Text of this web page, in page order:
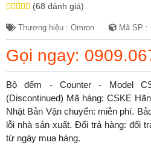
(68 đánh giá)
Thương hiệu : Omron Mã SP :
Gọi ngay:
Bộ đếm - Counter - Model
(Discontinued) Mã hàng: CSKE
Nhật Bản Vận chuyển: miễn phí.
lỗi nhà sản xuất. Đổi trả hàng: đổi
từ ngày mua hàng.